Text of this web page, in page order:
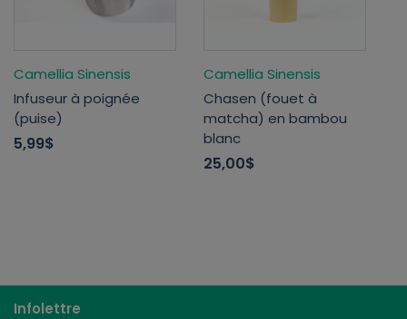
Camellia Sinensis
Infuseur à poignée
(puise)
5,99$
Camellia Sinensis
Chasen (fouet à
matcha) en bambou
blanc
25,00$
Infolettre